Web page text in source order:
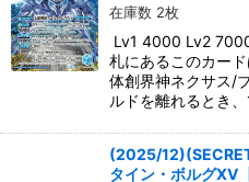
在庫数 2枚
Lv1 4000 Lv2
札にあるこのカー
体創界神ネクサス/
ルドを離れるとき
(2025/
タイン・ボルグ